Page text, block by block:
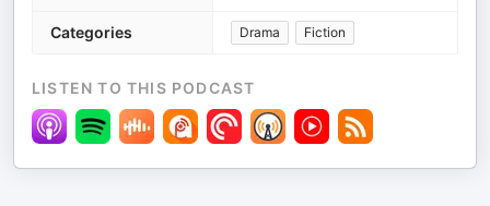
Categories Drama Fiction
LISTEN TO THIS PODCAST